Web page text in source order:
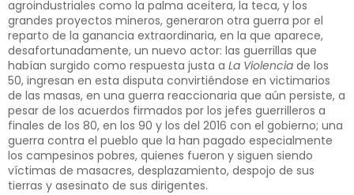
agroindustriales como la palma aceitera, la teca, y los
grandes proyectos mineros, generaron otra guerra por el
reparto de la ganancia extraordinaria, en la que aparece,
desafortunadamente, un nuevo actor: las guerrillas que
habían surgido como respuesta justa a La Violencia de los
50, ingresan en esta disputa convirtiéndose en victimarios
de las masas, en una guerra reaccionaria que aún persiste, a
pesar de los acuerdos firmados por los jefes guerrilleros a
finales de los 80, en los 90 y los del 2016 con el gobierno; una
guerra contra el pueblo que la han pagado especialmente
los campesinos pobres, quienes fueron y siguen siendo
víctimas de masacres, desplazamiento, despojo de sus
tierras y asesinato de sus dirigentes.